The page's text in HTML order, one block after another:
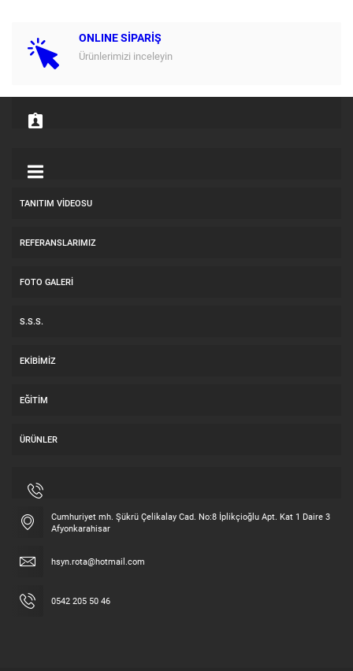
ONLINE SİPARİŞ
Ürünlerimizi inceleyin
TANITIM VIDEOSU
REFERANSLARIMIZ
FOTO GALERI
S.S.S.
EKIBIMIZ
EĞITIM
ÜRÜNLER
Cumhuriyet mh. Şükrü Çelikalay Cad. No:8 İplikçioğlu Apt. Kat 1 Daire 3
Afyonkarahisar
hsyn.rota@hotmail.com
0542 205 50 46